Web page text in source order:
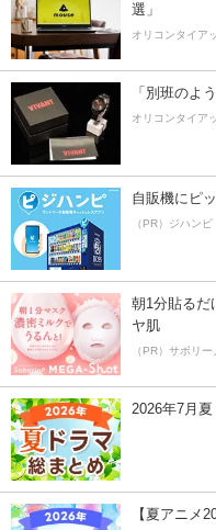
選」
オリコンタイア
「別班のよ
オリコンタイア
自販機にピ
（PR）ジハンピ
朝1分貼るだ
ヤ肌
（PR）サボリー
2026年7月
【夏アニメ